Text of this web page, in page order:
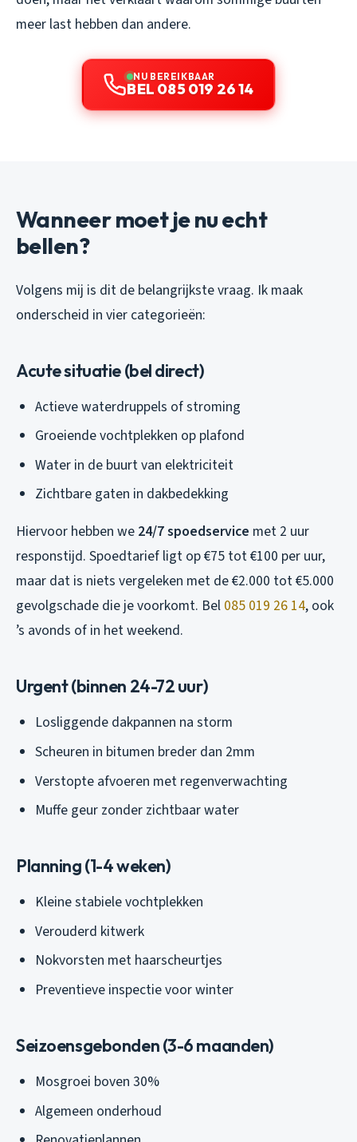
meer last hebben dan andere.
NU BEREIKBAAR
BEL 085 019 26 14
Wanneer moet je nu echt
bellen?
Volgens mij is dit de belangrijkste vraag. Ik maak
onderscheid in vier categorieën:
Acute situatie (bel direct)
Actieve waterdruppels of stroming
Groeiende vochtplekken op plafond
Water in de buurt van elektriciteit
Zichtbare gaten in dakbedekking
Hiervoor hebben we 24/7 spoedservice met 2 uur
responstijd. Spoedtarief ligt op €75 tot €100 per uur,
maar dat is niets vergeleken met de €2.000 tot €5.000
gevolgschade die je voorkomt. Bel 085 019 26 14, ook
’s avonds of in het weekend.
Urgent (binnen 24-72 uur)
Losliggende dakpannen na storm
Scheuren in bitumen breder dan 2mm
Verstopte afvoeren met regenverwachting
Muffe geur zonder zichtbaar water
Planning (1-4 weken)
Kleine stabiele vochtplekken
Verouderd kitwerk
Nokvorsten met haarscheurtjes
Preventieve inspectie voor winter
Seizoensgebonden (3-6 maanden)
Mosgroei boven 30%
Algemeen onderhoud